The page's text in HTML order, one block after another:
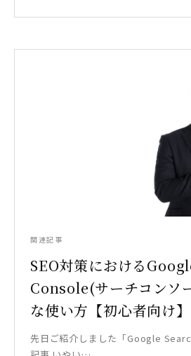
関連記事
SEO対策における
Console(サーチコンソ
な使い方【初心者向け】
先日ご紹介しました「Google